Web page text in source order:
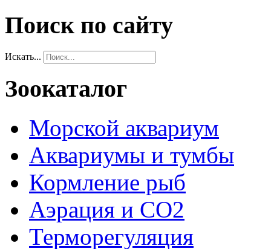
Поиск по сайту
Искать...
Зоокаталог
Морской аквариум
Аквариумы и тумбы
Кормление рыб
Аэрация и СО2
Терморегуляция